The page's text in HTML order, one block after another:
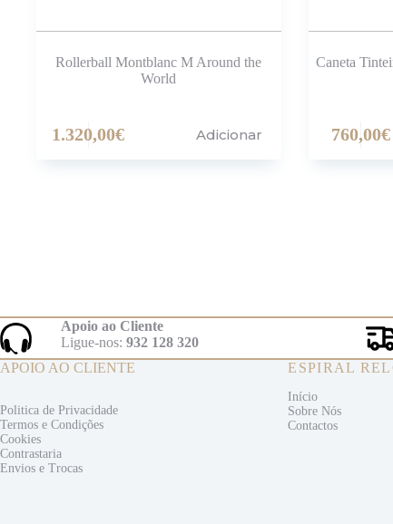
Rollerball Montblanc M Around the
World
1.320,00€ Adicionar
Caneta
760,00€
Apoio ao Cliente
Ligue-nos: 932 128 320
APOIO AO CLIENTE
Politica de Privacidade
Termos e Condições
Cookies
Contrastaria
Envios e Trocas
ESPIRAL
Início
Sobre Nós
Contactos